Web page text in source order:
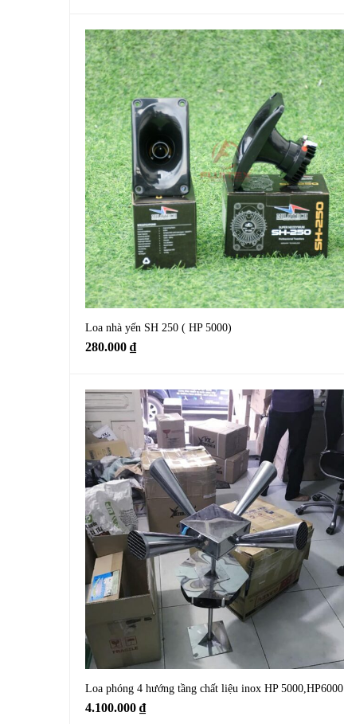
Loa nhà yến SH 250 ( HP 5000)
280.000 ₫
Loa phóng 4 hướng tầng chất liệu inox HP 5000,HP6000
4.100.000 ₫